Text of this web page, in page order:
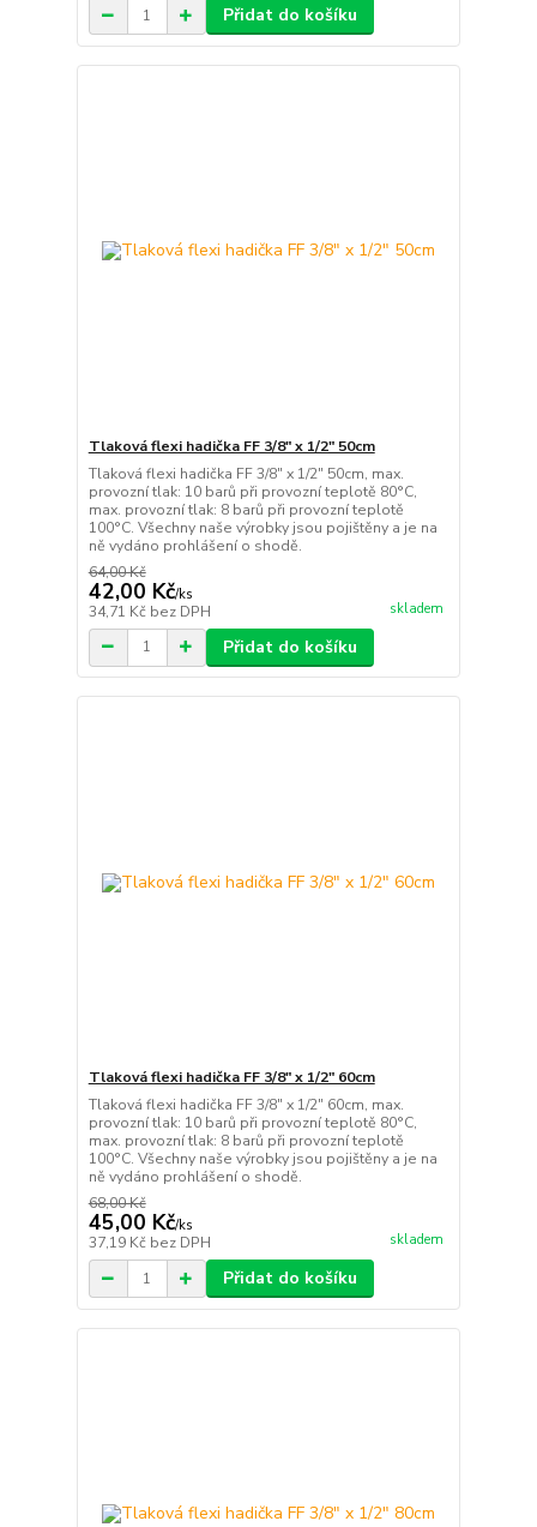
Přidat do košíku
Tlaková flexi hadička FF 3/8" x 1/2" 50cm
Tlaková flexi hadička FF 3/8" x 1/2" 50cm, max.
provozní tlak: 10 barů při provozní teplotě 80°C,
max. provozní tlak: 8 barů při provozní teplotě
100°C. Všechny naše výrobky jsou pojištěny a je na
ně vydáno prohlášení o shodě.
64,00 Kč
42,00 Kč/ks
34,71 Kč bez DPH skladem
Přidat do košíku
Tlaková flexi hadička FF 3/8" x 1/2" 60cm
Tlaková flexi hadička FF 3/8" x 1/2" 60cm, max.
provozní tlak: 10 barů při provozní teplotě 80°C,
max. provozní tlak: 8 barů při provozní teplotě
100°C. Všechny naše výrobky jsou pojištěny a je na
ně vydáno prohlášení o shodě.
68,00 Kč
45,00 Kč/ks
37,19 Kč bez DPH skladem
Přidat do košíku